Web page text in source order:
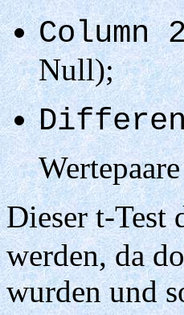
Column
Null);
Dieser t-
werden, da
wurden und